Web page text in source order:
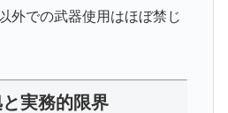
外での武器使用はほぼ禁じ
と実務的限界